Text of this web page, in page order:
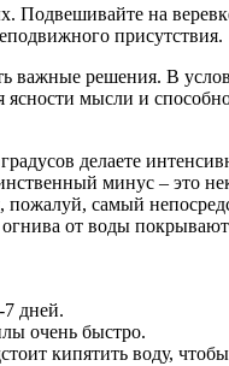
Подвешивайте на
присутствия.
важные решения. В
ясности мысли и
делаете
минус – это
самый
от воды
7 дней.
очень быстро.
кипятить воду,